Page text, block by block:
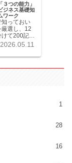
つの能力」
ジネス基礎知
ワーク
知っておい
選し、12
て200記事
ます。各記
2026.05.11
1
28
16